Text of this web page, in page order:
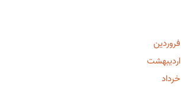
فروردین
اردیبهشت
خرداد